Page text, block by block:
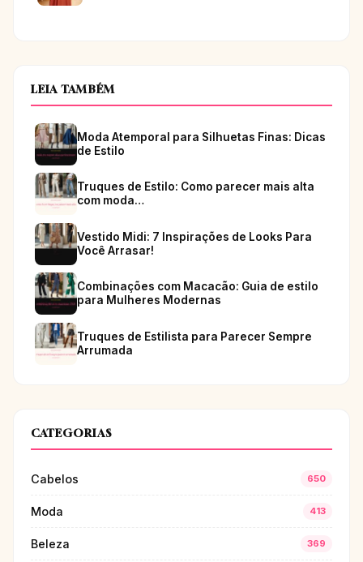
LEIA TAMBÉM
Moda Atemporal para Silhuetas Finas: Dicas
de Estilo
Truques de Estilo: Como parecer mais alta
com moda…
Vestido Midi: 7 Inspirações de Looks Para
Você Arrasar!
Combinações com Macacão: Guia de estilo
para Mulheres Modernas
Truques de Estilista para Parecer Sempre
Arrumada
CATEGORIAS
Cabelos 650
Moda 413
Beleza 369